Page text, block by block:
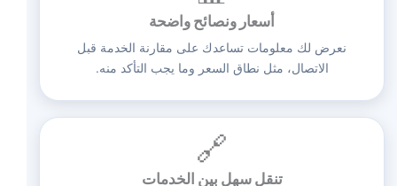
أسعار ونصائح واضحة
نعرض لك معلومات تساعدك على مقارنة الخدمة قبل
الاتصال، مثل نطاق السعر وما يجب التأكد منه.
🔗
تنقل سهل بين الخدمات